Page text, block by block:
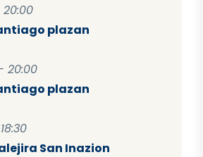
plazan
20:00
plazan
San Inazion